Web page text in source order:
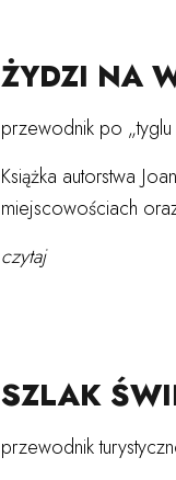
ŻYDZI NA
przewodnik po „tyglu
Książka autorstwa
miejscowościach
czytaj
SZLAK
przewodnik